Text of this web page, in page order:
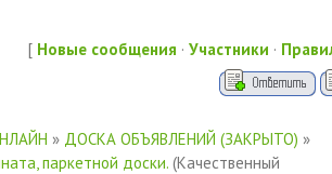
[ Новые сообщения · Участники ·
» ДОСКА ОБЪЯВЛЕНИЙ (ЗАКРЫТО) »
паркетной доски. (Качественный